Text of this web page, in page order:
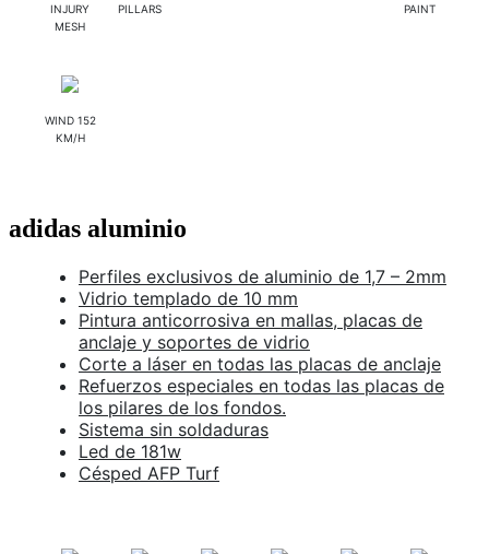
INJURY
MESH
PILLARS
PAINT
WIND 152
KM/H
adidas aluminio
Perfiles exclusivos de aluminio de 1,7 – 2mm
Vidrio templado de 10 mm
Pintura anticorrosiva en mallas, placas de
anclaje y soportes de vidrio
Corte a láser en todas las placas de anclaje
Refuerzos especiales en todas las placas de
los pilares de los fondos.
Sistema sin soldaduras
Led de 181w
Césped AFP Turf